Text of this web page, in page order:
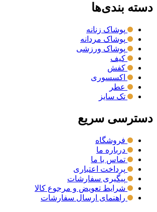
دسته بندی‌ها
پوشاک زنانه
پوشاک مردانه
پوشاک ورزشی
کیف
کفش
اکسسوری
عطر
تک سایز
دسترسی سریع
فروشگاه
درباره ما
تماس با ما
پرداخت اعتباری
پیگیری سفارشات
شرایط تعویض و مرجوع کالا
راهنمای ارسال سفارشات